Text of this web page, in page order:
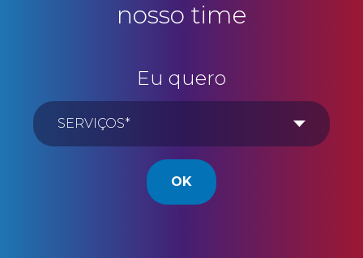
nosso time
Eu quero
OK